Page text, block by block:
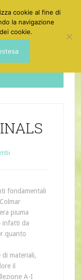
fondamentali
piuma
infatti da
quanto
materiali,
il
A-I
cookie al fine di
la navigazione
cookie.